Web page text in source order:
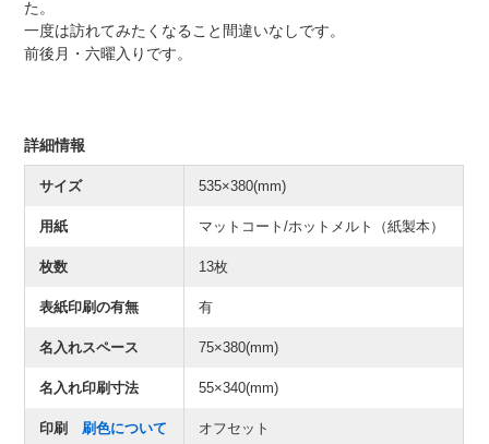
た。
一度は訪れてみたくなること間違いなしです。
前後月・六曜入りです。
詳細情報
サイズ 535×380(mm)
用紙 マットコート/ホットメルト（紙製本）
枚数 13枚
表紙印刷の有無 有
名入れスペース 75×380(mm)
名入れ印刷寸法 55×340(mm)
印刷 刷色について オフセット